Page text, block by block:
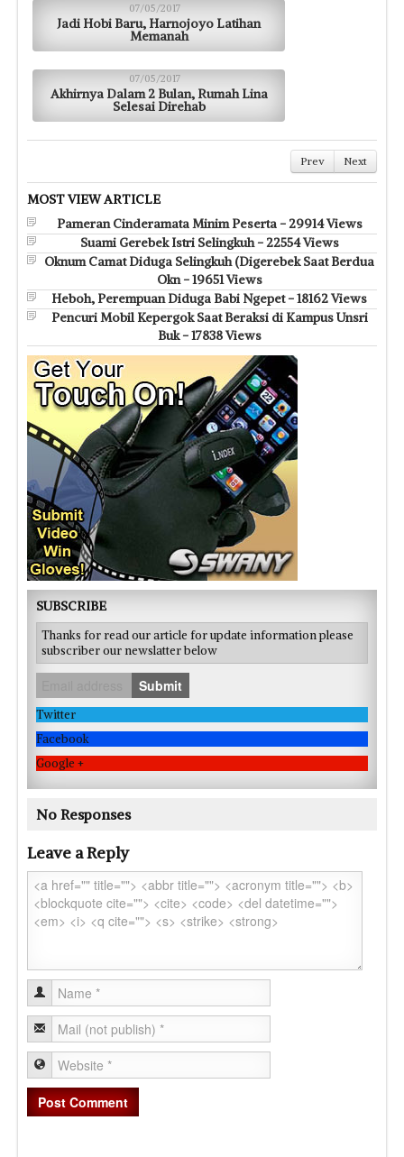
07/05/2017
Jadi Hobi Baru, Harnojoyo Latihan
Memanah
07/05/2017
Akhirnya Dalam 2 Bulan, Rumah Lina
Selesai Direhab
Prev Next
MOST VIEW ARTICLE
Pameran Cinderamata Minim Peserta - 29914 Views
Suami Gerebek Istri Selingkuh - 22554 Views
Oknum Camat Diduga Selingkuh (Digerebek Saat Berdua
Okn - 19651 Views
Heboh, Perempuan Diduga Babi Ngepet - 18162 Views
Pencuri Mobil Kepergok Saat Beraksi di Kampus Unsri
Buk - 17838 Views
SUBSCRIBE
Thanks for read our article for update information please
subscriber our newslatter below
Submit
Twitter
Facebook
Google +
No Responses
Leave a Reply